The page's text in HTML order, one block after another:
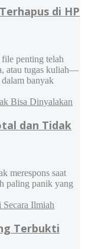
di HP
penting telah
atau tugas kuliah—
banyak
dan Tidak
merespons saat
paling panik yang
Terbukti